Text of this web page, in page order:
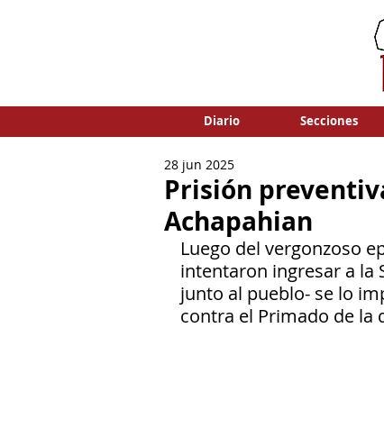
Diario Secciones
Prisión
Achapahian
28 jun 2025
Luego del vergonzoso
intentaron ingresar a la
junto al pueblo- se lo
contra el Primado de la